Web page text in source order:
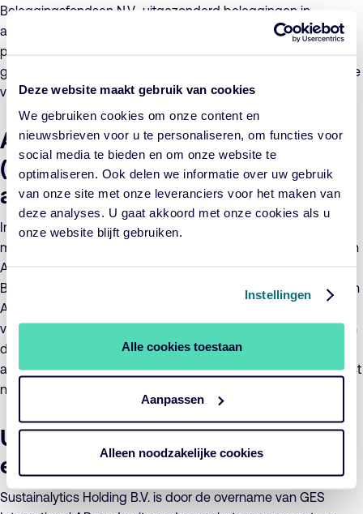
Deze website maakt gebruik van cookies
We gebruiken cookies om onze content en
nieuwsbrieven voor u te personaliseren, om functies voor
social media te bieden en om onze website te
optimaliseren. Ook delen we informatie over uw gebruik
van onze site met onze leveranciers voor het maken van
deze analyses. U gaat akkoord met onze cookies als u
onze website blijft gebruiken.
Instellingen
Alle cookies toestaan
Aanpassen
Alleen noodzakelijke cookies
Beleggingsfondsen N.V., uitgezonderd beleggingen in
aandelen van ondernemingen uit opkomende markten welke
plaatsvinden via een derde partij. De effectuering heeft geen
gevolgen voor de samenstelling van de beleggingsportefeuille
van de subfondsen.
Actualisatie van namen van
(mede)beleidsbepalers en
aandeelhouder moederbedrijf
In de afgelopen periode hebben wijzigingen plaatsgevonden
met betrekking tot de samenstelling van zowel de directie van
ACTIAM als van de raad van commissarissen van RZL
Beleggingsfondsen N.V. Daarnaast kent het moederbedrijf van
ACTIAM (VIVAT N.V.) een andere aandeelhouder. Met ingang
van 26 mei 2020 zijn in de voorwaarden de samenstelling van
de directie en de raad van commissarissen alsmede de
aandeelhouder van het moederbedrijf van ACTIAM aangepast
naar de huidige situatie.
Uitvoering van het engagement-
en stembeleid
Sustainalytics Holding B.V. is door de overname van GES